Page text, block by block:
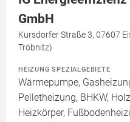
GmbH
Kursdorfer Straße 3, 07607
Tröbnitz)
HEIZUNG SPEZIALGEBIETE
Wärmepumpe,
Pelletheizung, BHKW,
Heizkörper,